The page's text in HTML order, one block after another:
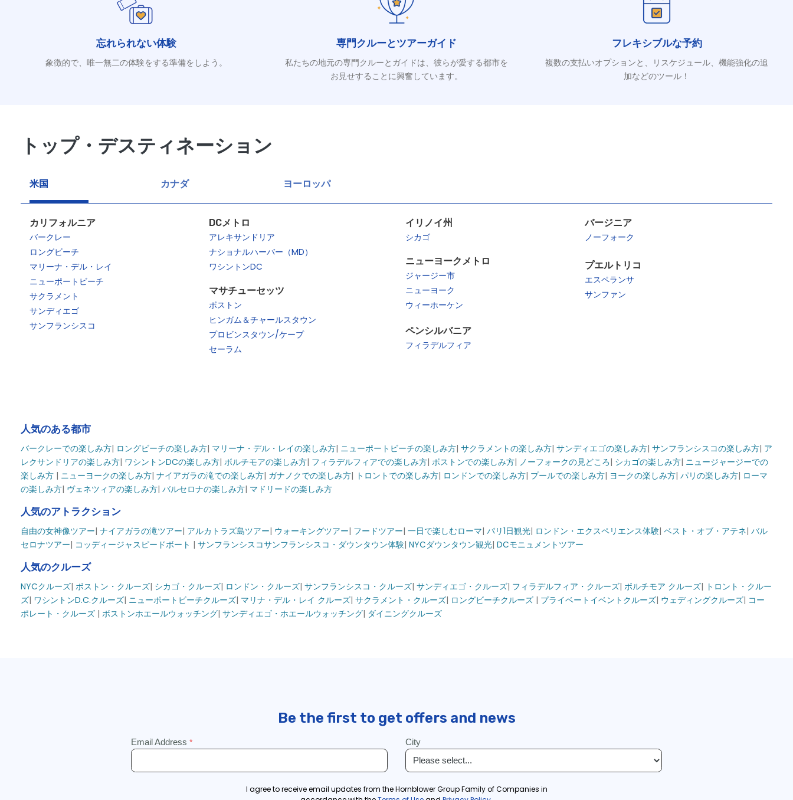
忘れられない体験
象徴的で、唯一無二の体験をする準備をしよう。
専門クルーとツアーガイド
私たちの地元の専門クルーとガイドは、彼らが愛する都市を
お見せすることに興奮しています。
フレキシブルな予約
複数の支払いオプションと、リスケジュール、機能強化の追
加などのツール！
トップ・デスティネーション
米国 カナダ ヨーロッパ
カリフォルニア
バークレー
ロングビーチ
マリーナ・デル・レイ
ニューポートビーチ
サクラメント
サンディエゴ
サンフランシスコ
DCメトロ
アレキサンドリア
ナショナルハーバー（MD）
ワシントンDC
マサチューセッツ
ボストン
ヒンガム＆チャールスタウン
プロビンスタウン/ケープ
セーラム
イリノイ州
シカゴ
ニューヨークメトロ
ジャージー市
ニューヨーク
ウィーホーケン
ペンシルバニア
フィラデルフィア
バージニア
ノーフォーク
プエルトリコ
エスペランサ
サンファン
人気のある都市
バークレーでの楽しみ方| ロングビーチの楽しみ方| マリーナ・デル・レイの楽しみ方| ニューポートビーチの楽しみ方| サクラメントの楽しみ方| サンディエゴの楽しみ方| サンフランシスコの楽しみ方| ア
レクサンドリアの楽しみ方| ワシントンDCの楽しみ方| ボルチモアの楽しみ方| フィラデルフィアでの楽しみ方| ボストンでの楽しみ方| ノーフォークの見どころ| シカゴの楽しみ方| ニュージャージーでの
楽しみ方 | ニューヨークの楽しみ方| ナイアガラの滝での楽しみ方| ガナノクでの楽しみ方| トロントでの楽しみ方| ロンドンでの楽しみ方| プールでの楽しみ方| ヨークの楽しみ方| パリの楽しみ方| ローマ
の楽しみ方| ヴェネツィアの楽しみ方| バルセロナの楽しみ方| マドリードの楽しみ方
人気のアトラクション
自由の女神像ツアー| ナイアガラの滝ツアー| アルカトラズ島ツアー| ウォーキングツアー| フードツアー| 一日で楽しむローマ| パリ1日観光| ロンドン・エクスペリエンス体験| ベスト・オブ・アテネ| バル
セロナツアー| コッディージャスピードボート | サンフランシスコサンフランシスコ・ダウンタウン体験| NYCダウンタウン観光| DCモニュメントツアー
人気のクルーズ
NYCクルーズ| ボストン・クルーズ| シカゴ・クルーズ| ロンドン・クルーズ| サンフランシスコ・クルーズ| サンディエゴ・クルーズ| フィラデルフィア・クルーズ| ボルチモア クルーズ| トロント・クルー
ズ| ワシントンD.C.クルーズ| ニューポートビーチクルーズ| マリナ・デル・レイ クルーズ| サクラメント・クルーズ| ロングビーチクルーズ | プライベートイベントクルーズ| ウェディングクルーズ| コー
ポレート・クルーズ | ボストンホエールウォッチング| サンディエゴ・ホエールウォッチング| ダイニングクルーズ